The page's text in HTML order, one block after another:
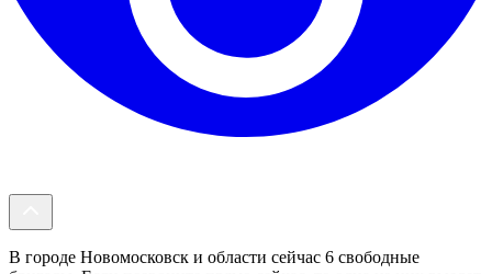
В городе Новомосковск и области сейчас 6 свободные